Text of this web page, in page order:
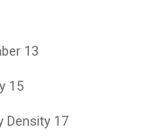
13
15
Density 17